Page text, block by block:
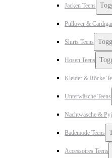
Jacken Teens
Pullover &
Shirts Teens
Hosen Teens
Kleider & Röcke
Unterwäsche Teens
Nachtwäsche &
Bademode Teens
Accessoires Teens